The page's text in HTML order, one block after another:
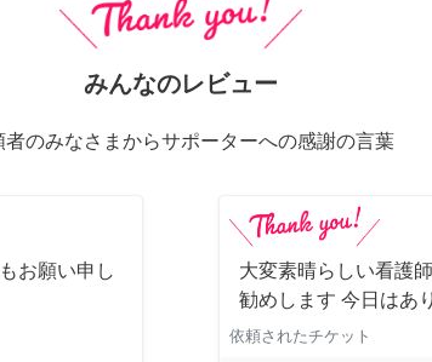
みんなのレビュー
者のみなさまからサポーターへの感謝の言葉
お願い申し
大変素晴らしい看護
勧めします 今日はあ
依頼されたチケット